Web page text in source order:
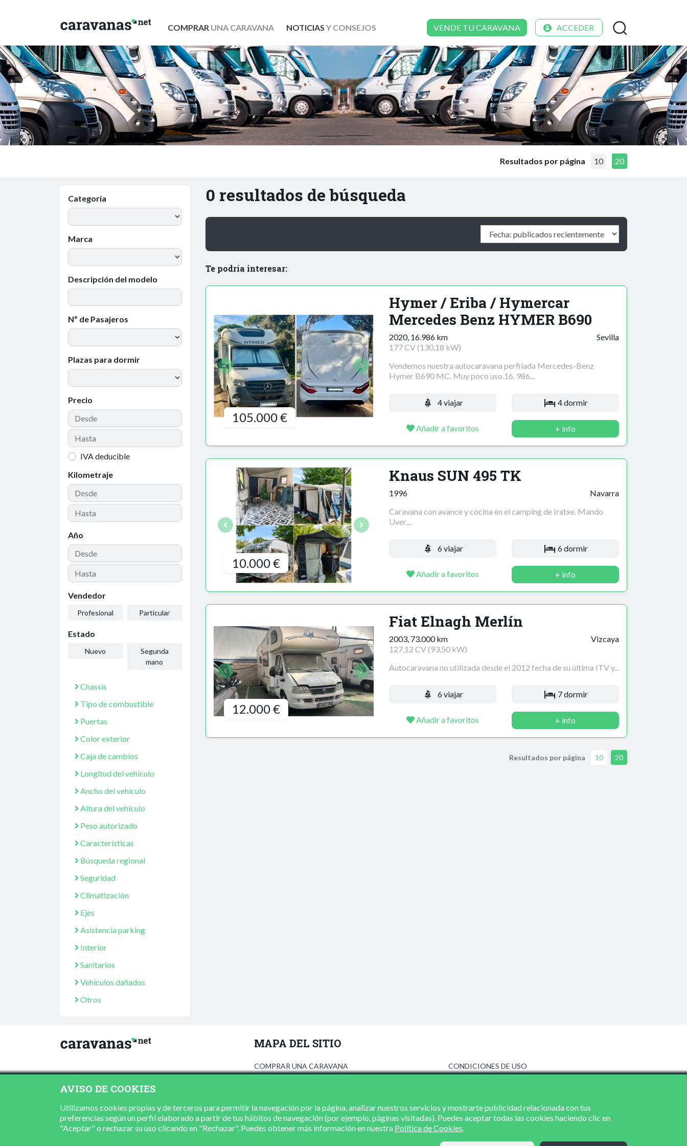
COMPRARUNA CARAVANA NOTICIAS Y CONSEJOS VENDE TU CARAVANA ACCEDER
Resultados por página 10 20
Categoría
Marca
Descripción del modelo
Nº de Pasajeros
Plazas para dormir
Precio
IVA deducible
Kilometraje
Año
Vendedor
Profesional Particular
Estado
Nuevo
Segunda
mano
Chassis
Tipo de combustible
Puertas
Color exterior
Caja de cambios
Longitud del vehículo
Ancho del vehículo
Altura del vehículo
Peso autorizado
Características
Búsqueda regional
Seguridad
Climatización
Ejes
Asistencia parking
Interior
Sanitarios
Vehículos dañados
Otros
0 resultados de búsqueda
Te podría interesar:
105.000 €
Hymer / Eriba / Hymercar
Mercedes Benz HYMER B690
2020, 16.986 km
177 CV (130,18 kW)
Sevilla
Vendemos nuestra autocaravana perfilada Mercedes-Benz
Hymer B690 MC. Muy poco uso.16. 986...
4 viajar 4 dormir
Añadir a favoritos + info
10.000 €
Knaus SUN 495 TK
1996
Navarra
Caravana con avance y cocina en el camping de Iratxe. Mando
Uver....
6 viajar 6 dormir
Añadir a favoritos + info
12.000 €
Fiat Elnagh Merlín
2003, 73.000 km
127,12 CV (93,50 kW)
Vizcaya
Autocaravana no utilizada desde el 2012 fecha de su última ITV y...
6 viajar 7 dormir
Añadir a favoritos + info
Resultados por página 10 20
MAPA DEL SITIO
COMPRAR UNA CARAVANA
CONCESIONARIOS
CONTACTO
CONDICIONES DE USO
POLÍTICA DE COOKIES
AVISO DE COOKIES
Utilizamos cookies propias y de terceros para permitir la navegación por la página, analizar nuestros servicios y mostrarte publicidad relacionada con tus
preferencias según un perfil elaborado a partir de tus hábitos de navegación (por ejemplo, páginas visitadas). Puedes aceptar todas las cookies haciendo clic en
"Aceptar" o rechazar su uso clicando en "Rechazar". Puedes obtener más información en nuestra Política de Cookies.